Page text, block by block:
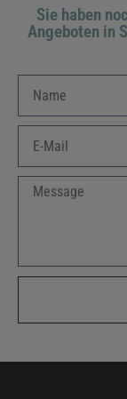
Sie haben
Angeboten in